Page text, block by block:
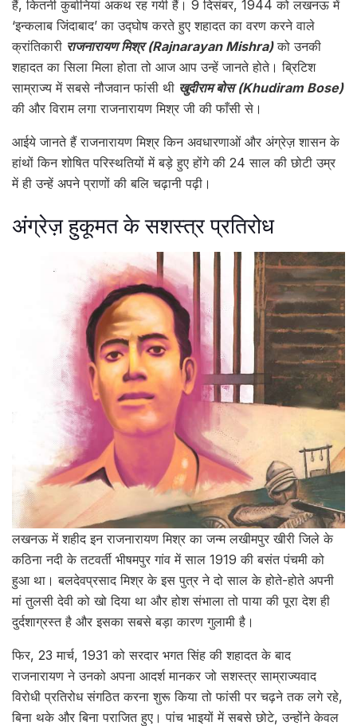
हैं, कितनी कुर्बानियां अकथ रह गयी हैं। 9 दिसंबर, 1944 को लखनऊ में
‘इन्कलाब जिंदाबाद’ का उद्घोष करते हुए शहादत का वरण करने वाले
क्रांतिकारी राजनारायण मिश्र (Rajnarayan Mishra)को उनकी
शहादत का सिला मिला होता तो आज आप उन्हें जानते होते। ब्रिटिश
साम्राज्य में सबसे नौजवान फांसी थी खुदीराम बोस (Khudiram Bose)
की और विराम लगा राजनारायण मिश्र जी की फाँसी से।
आईये जानते हैं राजनारायण मिश्र किन अवधारणाओं और अंग्रेज़ शासन के
हांथों किन शोषित परिस्थतियों में बड़े हुए होंगे की 24 साल की छोटी उम्र
में ही उन्हें अपने प्राणों की बलि चढ़ानी पढ़ी।
अंग्रेज़ हुकूमत के सशस्त्र प्रतिरोध
लखनऊ में शहीद इन राजनारायण मिश्र का जन्म लखीमपुर खीरी जिले के
कठिना नदी के तटवर्ती भीषमपुर गांव में साल 1919 की बसंत पंचमी को
हुआ था। बलदेवप्रसाद मिश्र के इस पुत्र ने दो साल के होते-होते अपनी
मां तुलसी देवी को खो दिया था और होश संभाला तो पाया की पूरा देश ही
दुर्दशाग्रस्त है और इसका सबसे बड़ा कारण गुलामी है।
फिर, 23 मार्च, 1931 को सरदार भगत सिंह की शहादत के बाद
राजनारायण ने उनको अपना आदर्श मानकर जो सशस्त्र साम्राज्यवाद
विरोधी प्रतिरोध संगठित करना शुरू किया तो फांसी पर चढ़ने तक लगे रहे,
बिना थके और बिना पराजित हुए। पांच भाइयों में सबसे छोटे, उन्होंने केवल